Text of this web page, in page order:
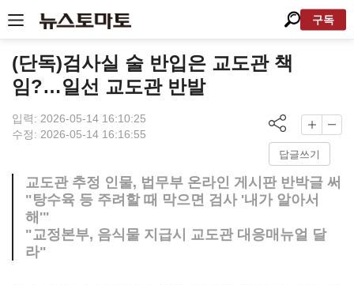
구독
(단독)검사실 술 반입은 교도관 책
임?…일선 교도관 반발
입력: 2026-05-14 16:10:25
수정: 2026-05-14 16:16:55
답글쓰기
교도관 추정 인물, 법무부 온라인 게시판 반박글 써
"탕수육 등 주려할 때 막으면 검사 '내가 알아서
해'"
"교정본부, 음식물 지급시 교도관 대응매뉴얼 달
라"